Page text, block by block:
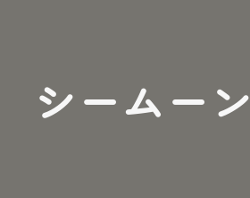
シームーン